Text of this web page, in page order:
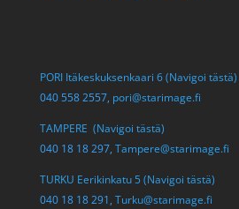
PORI Itäkeskuksenkaari 6 (Navigoi tästä)
040 558 2557, pori@starimage.fi
TAMPERE (Navigoi tästä)
040 18 18 297, Tampere@starimage.fi
TURKU Eerikinkatu 5 (Navigoi tästä)
040 18 18 291, Turku@starimage.fi